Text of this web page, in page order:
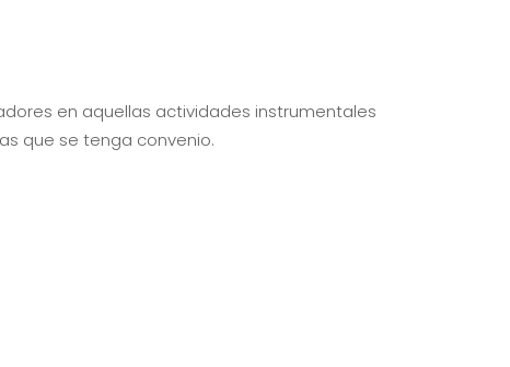
en aquellas actividades instrumentales
que se tenga convenio.